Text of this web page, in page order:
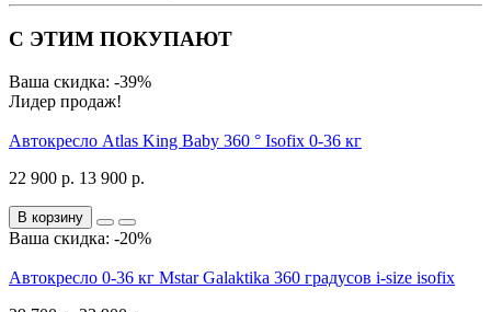
С ЭТИМ ПОКУПАЮТ
Ваша скидка: -39%
Лидер продаж!
Автокресло Atlas King Baby 360 ° Isofix 0-36 кг
22 900 р. 13 900 р.
В корзину
Ваша скидка: -20%
Автокресло 0-36 кг Mstar Galaktika 360 градусов i-size isofix